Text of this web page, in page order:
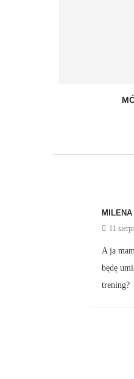
MILENA
11
A ja
będę
trening?